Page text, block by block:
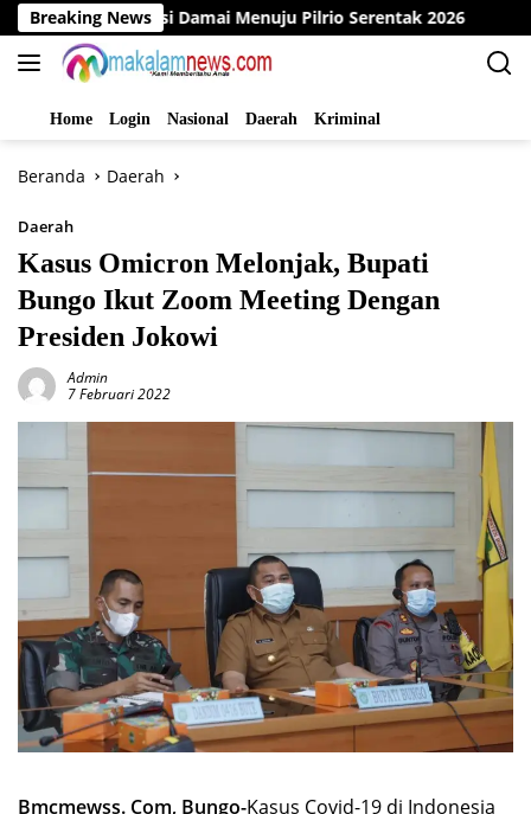
Langsung
ke
konten
Breaking News
Damai Menuju Pilrio Serentak 2026 Dinas PMD
Home Login Nasional Daerah Kriminal
Beranda Daerah
Daerah
Kasus Omicron Melonjak, Bupati
Bungo Ikut Zoom Meeting Dengan
Presiden Jokowi
Admin
7 Februari 2022
Bmcmewss. Com, Bungo-Kasus Covid-19 di Indonesia